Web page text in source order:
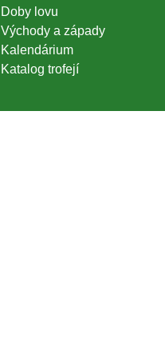
Doby lovu
Východy a západy
Kalendárium
Katalog trofejí